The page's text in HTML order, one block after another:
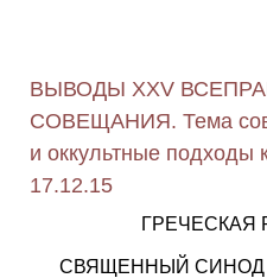
ВЫВОДЫ XXV
СОВЕЩАНИЯ. Тема
и оккультные подходы
17.12.15
ГРЕЧЕСКАЯ
СВЯЩЕННЫЙ СИНОД